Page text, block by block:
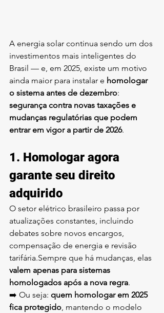
A energia solar continua sendo um dos
investimentos mais inteligentes do
Brasil — e, em 2025, existe um motivo
ainda maior para instalar e homologar
o sistema antes de dezembro:
segurança contra novas taxações e
mudanças regulatórias que podem
entrar em vigor a partir de 2026.
1. Homologar agora
garante seu direito
adquirido
O setor elétrico brasileiro passa por
atualizações constantes, incluindo
debates sobre novos encargos,
compensação de energia e revisão
tarifária.Sempre que há mudanças, elas
valem apenas para sistemas
homologados após a nova regra.
➡️ Ou seja: quem homologar em 2025
fica protegido , mantendo o modelo